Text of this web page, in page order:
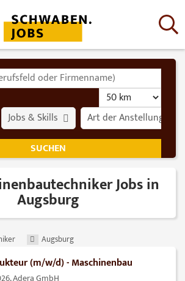
Art der Anstellung
Jobs & Skills
Jobs in
Augsburg
Augsburg
(m/w/d) - Maschinenbau